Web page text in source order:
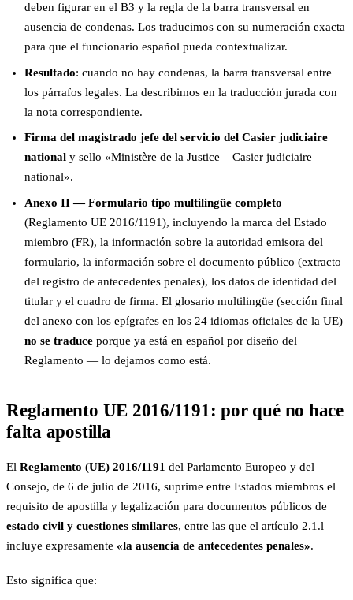
deben figurar en el B3 y la regla de la barra transversal en
ausencia de condenas. Los traducimos con su numeración exacta
para que el funcionario español pueda contextualizar.
Resultado: cuando no hay condenas, la barra transversal entre
los párrafos legales. La describimos en la traducción jurada con
la nota correspondiente.
Firma del magistrado jefe del servicio del Casier judiciaire
nationaly sello «Ministère de la Justice – Casier judiciaire
national».
Anexo II — Formulario tipo multilingüe completo
(Reglamento UE 2016/1191), incluyendo la marca del Estado
miembro (FR), la información sobre la autoridad emisora del
formulario, la información sobre el documento público (extracto
del registro de antecedentes penales), los datos de identidad del
titular y el cuadro de firma. El glosario multilingüe (sección final
del anexo con los epígrafes en los 24 idiomas oficiales de la UE)
no se traduceporque ya está en español por diseño del
Reglamento — lo dejamos como está.
Reglamento UE 2016/1191: por qué no hace
falta apostilla
El Reglamento (UE) 2016/1191 del Parlamento Europeo y del
Consejo, de 6 de julio de 2016, suprime entre Estados miembros el
requisito de apostilla y legalización para documentos públicos de
estado civil y cuestiones similares, entre las que el artículo 2.1.l
incluye expresamente «la ausencia de antecedentes penales».
Esto significa que: